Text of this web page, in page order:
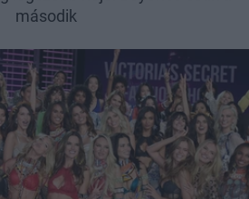
második